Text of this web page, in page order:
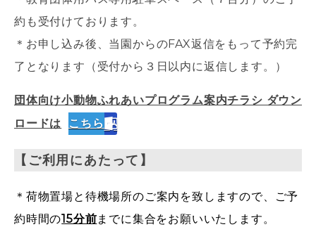
約も受付けております。
＊お申し込み後、当園からのFAX返信をもって予約完
了となります（受付から３日以内に返信します。）
団体向け小動物ふれあいプログラム案内チラシ ダウン
ロードは
こちら
【ご利用にあたって】
＊荷物置場と待機場所のご案内を致しますので、ご予
約時間の15分前までに集合をお願いいたします。